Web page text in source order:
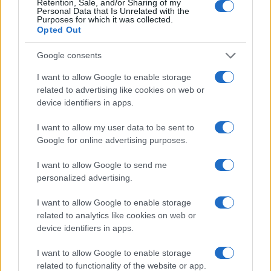
Retention, Sale, and/or Sharing of my
Personal Data that Is Unrelated with the
Purposes for which it was collected.
Opted Out
Google consents
I want to allow Google to enable storage
related to advertising like cookies on web or
device identifiers in apps.
I want to allow my user data to be sent to
Google for online advertising purposes.
I want to allow Google to send me
personalized advertising.
I want to allow Google to enable storage
related to analytics like cookies on web or
device identifiers in apps.
I want to allow Google to enable storage
related to functionality of the website or app.
Per facilitare la ricerca: considerare il
municipio
prossimità geograficaquando si contatta una
società; molte associazioni utilizzano palestre
comunali o impianti cittadini. Se desiderate
informazioni aggiuntive su orari, fasce d’età o
livelli agonistici, contattate direttamente le e-
mail indicate.
Ilaria Mauri
Ilaria Mauri, bolognese, decise di seguire il
giornalismo sportivo dopo una notte al
Dall'Ara durante una partita decisiva: oggi
coordina le pagine di competizioni e
sul campo e conserva il biglietto di quella
partita come prova della svolta.